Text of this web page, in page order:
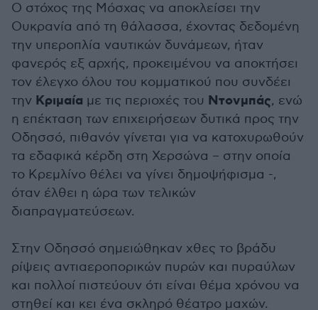
Ο στόχος της Μόσχας να αποκλείσει την
Ουκρανία από τη θάλασσα, έχοντας δεδομένη
την υπεροπλία ναυτικών δυνάμεων, ήταν
φανερός εξ αρχής, προκειμένου να αποκτήσει
τον έλεγχο όλου του κομματικού που συνδέει
την Κριμαία με τις περιοχές του Ντονμπάς, ενώ
η επέκταση των επιχειρήσεων δυτικά προς την
Οδησσό, πιθανόν γίνεται για να κατοχυρωθούν
τα εδαφικά κέρδη στη Χερσώνα – στην οποία
το Κρεμλίνο θέλει να γίνει δημοψήφισμα -,
όταν έλθει η ώρα των τελικών
διαπραγματεύσεων.
Στην Οδησσό σημειώθηκαν χθες το βράδυ
ρίψεις αντιαεροπορικών πυρών και πυραύλων
και πολλοί πιστεύουν ότι είναι θέμα χρόνου να
στηθεί και κει ένα σκληρό θέατρο μαχών.